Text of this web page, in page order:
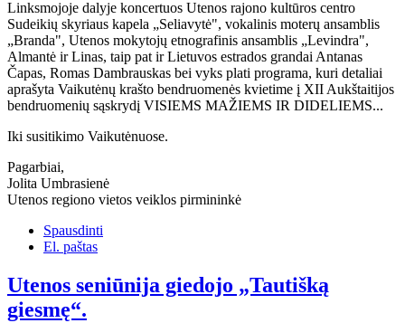
Linksmojoje dalyje koncertuos Utenos rajono kultūros centro
Sudeikių skyriaus kapela „Seliavytė", vokalinis moterų ansamblis
„Branda", Utenos mokytojų etnografinis ansamblis „Levindra",
Almantė ir Linas, taip pat ir Lietuvos estrados grandai Antanas
Čapas, Romas Dambrauskas bei vyks plati programa, kuri detaliai
aprašyta Vaikutėnų krašto bendruomenės kvietime į XII Aukštaitijos
bendruomenių sąskrydį VISIEMS MAŽIEMS IR DIDELIEMS...
Iki susitikimo Vaikutėnuose.
Pagarbiai,
Jolita Umbrasienė
Utenos regiono vietos veiklos pirmininkė
Spausdinti
El. paštas
Utenos seniūnija giedojo „Tautišką
giesmę“.